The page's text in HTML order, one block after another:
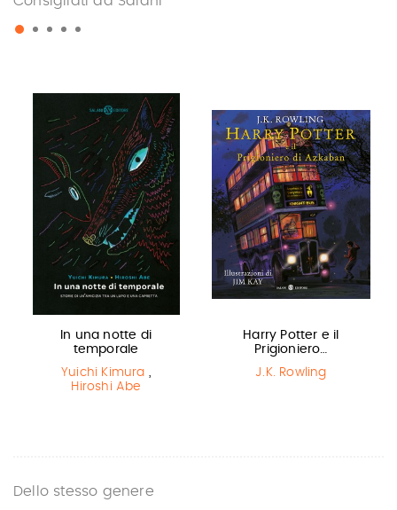
In una notte di
temporale
Yuichi Kimura ,
Hiroshi Abe
Harry Potter e il
Prigioniero…
J.K. Rowling
Dello stesso genere